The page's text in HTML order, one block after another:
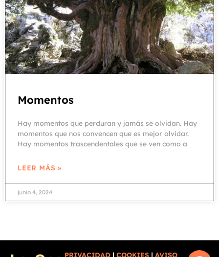
Momentos
Hay momentos que perduran y jamás se olvidan. Hay
momentos que nos convencen que es mejor olvidar.
Hay momentos trascendentales que se ven como a
LEER MÁS »
junio 4, 2024
PRIVACIDAD | COOKIES | AVISO